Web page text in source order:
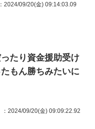
：2024/09/20(金) 09:14:03.09
たり資金援助受け
もん勝ちみたいに
：2024/09/20(金) 09:09:22.92